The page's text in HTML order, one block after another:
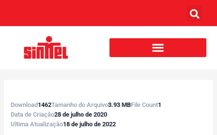
Download 1462Tamanho do Arquivo3.93 MBFile Count1
Data de Criação28 de julho de 2020
Ultima Atualização18 de julho de 2022